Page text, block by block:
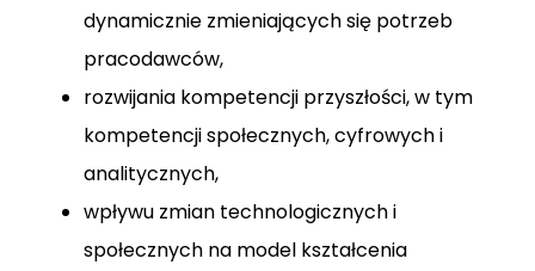
dynamicznie zmieniających się potrzeb
pracodawców,
rozwijania kompetencji przyszłości, w tym
kompetencji społecznych, cyfrowych i
analitycznych,
wpływu zmian technologicznych i
społecznych na model kształcenia